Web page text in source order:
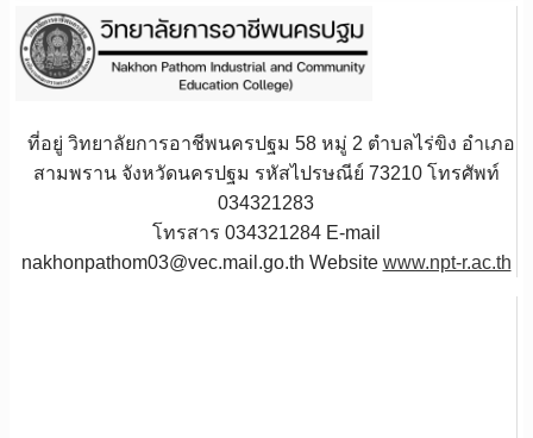
ที่อยู่ วิทยาลัยการอาชีพนครปฐม 58 หมู่ 2 ตำบลไร่ขิง อำเภอ
สามพราน จังหวัดนครปฐม รหัสไปรษณีย์ 73210 โทรศัพท์
034321283
โทรสาร 034321284 E-mail
nakhonpathom03@vec.mail.go.th Website www.npt-r.ac.th